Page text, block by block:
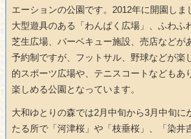
エーションの公園です。2012年に開園しま
大型遊具のある「わんぱく広場」、ふわふ
芝生広場、バーベキュー施設、売店などが
予約制ですが、フットサル、野球などが楽
的スポーツ広場や、テニスコートなどもあ
楽しめる公園となっています。
大和ゆとりの森では2月中旬から3月中旬に
たる所で「河津桜」や「枝垂桜」、「染井